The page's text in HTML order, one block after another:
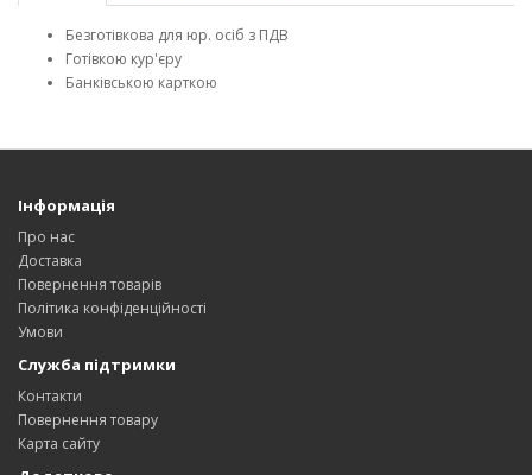
Безготівкова для юр. осіб з ПДВ
Готівкою кур'єру
Банківською карткою
Інформація
Про нас
Доставка
Повернення товарів
Політика конфіденційності
Умови
Служба підтримки
Контакти
Повернення товару
Карта сайту